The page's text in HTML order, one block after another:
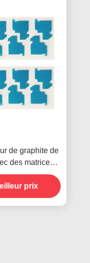
de graphite de
des matrices
de
prix